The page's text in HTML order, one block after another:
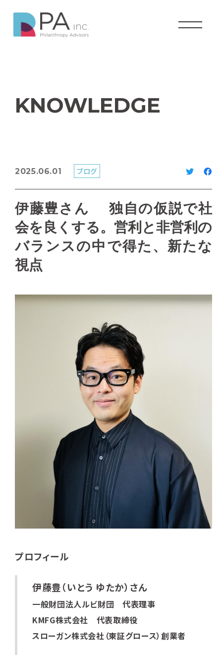
KNOWLEDGE
2025.06.01 ブログ
伊藤豊さん 独自の仮説で社
会を良くする。営利と非営利の
バランスの中で得た、新たな
視点
プロフィール
伊藤豊（いとう ゆたか）さん
一般財団法人ルビ財団 代表理事
KMFG株式会社 代表取締役
スローガン株式会社（東証グロース）創業者